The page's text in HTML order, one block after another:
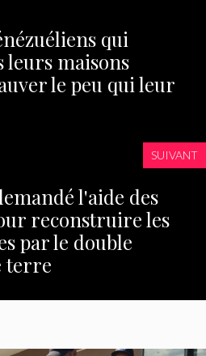
qui
maisons
le peu qui leur
SUIVANT
l'aide des
reconstruire les
par le double
terre